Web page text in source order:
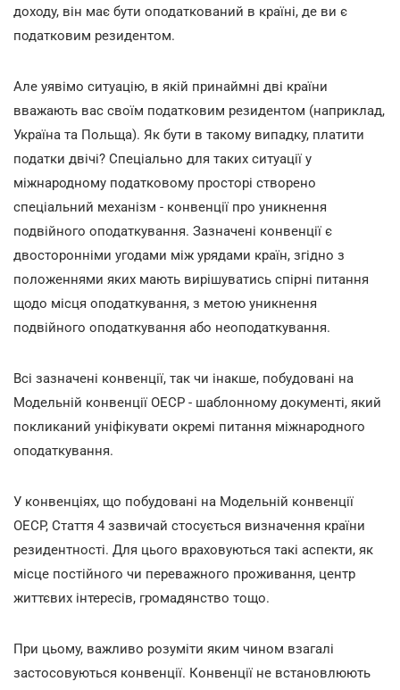
доходу, він має бути оподаткований в країні, де ви є
податковим резидентом.
Але уявімо ситуацію, в якій принаймні дві країни
вважають вас своїм податковим резидентом (наприклад,
Україна та Польща). Як бути в такому випадку, платити
податки двічі? Спеціально для таких ситуації у
міжнародному податковому просторі створено
спеціальний механізм - конвенції про уникнення
подвійного оподаткування. Зазначені конвенції є
двосторонніми угодами між урядами країн, згідно з
положеннями яких мають вирішуватись спірні питання
щодо місця оподаткування, з метою уникнення
подвійного оподаткування або неоподаткування.
Всі зазначені конвенції, так чи інакше, побудовані на
Модельній конвенції ОЕСР - шаблонному документі, який
покликаний уніфікувати окремі питання міжнародного
оподаткування.
У конвенціях, що побудовані на Модельній конвенції
ОЕСР, Стаття 4 зазвичай стосується визначення країни
резидентності. Для цього враховуються такі аспекти, як
місце постійного чи переважного проживання, центр
життєвих інтересів, громадянство тощо.
При цьому, важливо розуміти яким чином взагалі
застосовуються конвенції. Конвенції не встановлюють